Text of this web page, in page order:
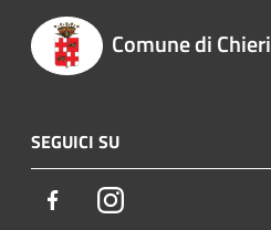
Comune di Chieri
SEGUICI SU
FacebookInstagram